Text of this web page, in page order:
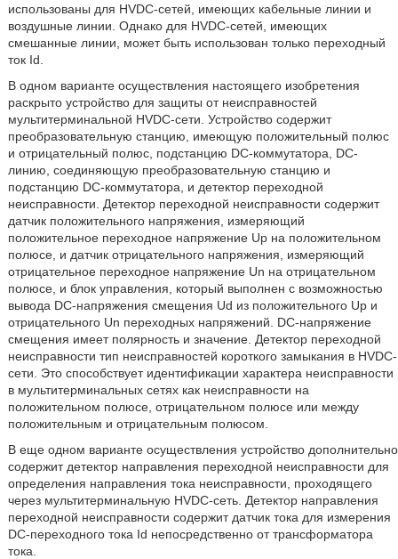
использованы для HVDC-сетей, имеющих кабельные линии и
воздушные линии. Однако для HVDC-сетей, имеющих
смешанные линии, может быть использован только переходный
ток Id.
В одном варианте осуществления настоящего изобретения
раскрыто устройство для защиты от неисправностей
мультитерминальной HVDC-сети. Устройство содержит
преобразовательную станцию, имеющую положительный полюс
и отрицательный полюс, подстанцию DC-коммутатора, DC-
линию, соединяющую преобразовательную станцию и
подстанцию DC-коммутатора, и детектор переходной
неисправности. Детектор переходной неисправности содержит
датчик положительного напряжения, измеряющий
положительное переходное напряжение Up на положительном
полюсе, и датчик отрицательного напряжения, измеряющий
отрицательное переходное напряжение Un на отрицательном
полюсе, и блок управления, который выполнен с возможностью
вывода DC-напряжения смещения Ud из положительного Up и
отрицательного Un переходных напряжений. DC-напряжение
смещения имеет полярность и значение. Детектор переходной
неисправности тип неисправностей короткого замыкания в HVDC-
сети. Это способствует идентификации характера неисправности
в мультитерминальных сетях как неисправности на
положительном полюсе, отрицательном полюсе или между
положительным и отрицательным полюсом.
В еще одном варианте осуществления устройство дополнительно
содержит детектор направления переходной неисправности для
определения направления тока неисправности, проходящего
через мультитерминальную HVDC-сеть. Детектор направления
переходной неисправности содержит датчик тока для измерения
DC-переходного тока Id непосредственно от трансформатора
тока.